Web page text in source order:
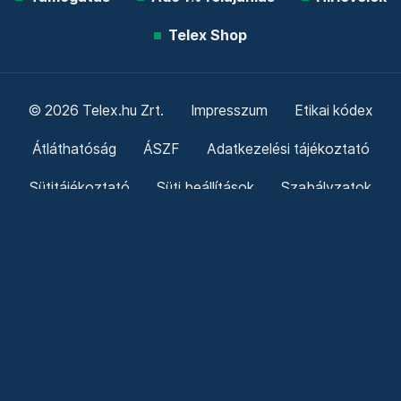
Telex Shop
© 2026 Telex.hu Zrt. Impresszum Etikai kódex
Átláthatóság ÁSZF Adatkezelési tájékoztató
Sütitájékoztató Süti beállítások Szabályzatok